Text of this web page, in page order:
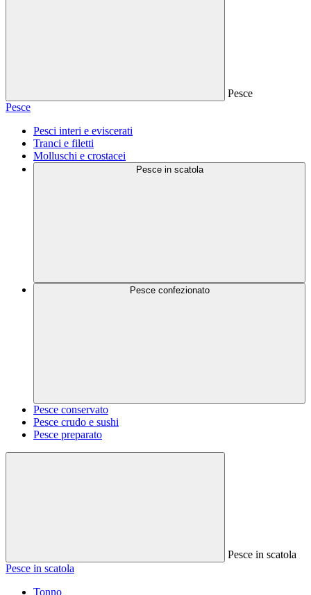
Pesce
Pesce
Pesci interi e eviscerati
Tranci e filetti
Molluschi e crostacei
Pesce in scatola
Pesce confezionato
Pesce conservato
Pesce crudo e sushi
Pesce preparato
Pesce in scatola
Pesce in scatola
Tonno